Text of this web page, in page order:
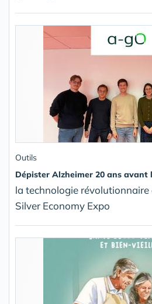
Outils
Dépister Alzheimer 20 ans avant
la technologie révolutionnaire
Silver Economy Expo